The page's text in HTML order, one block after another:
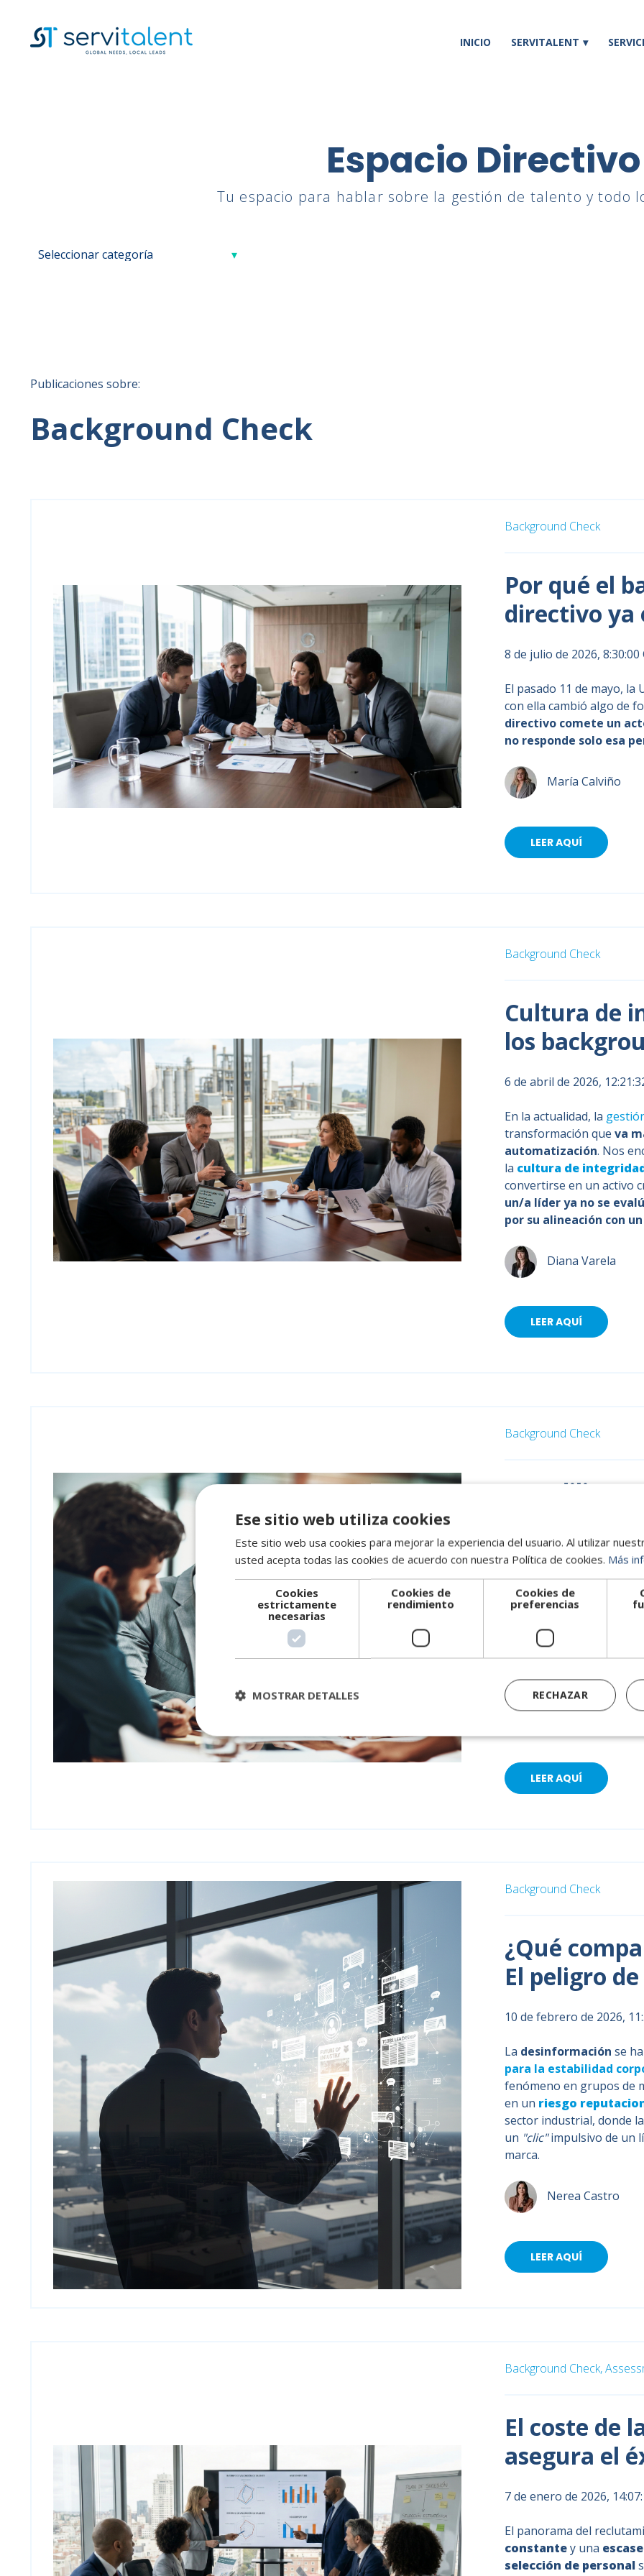
INICIO SERVITALENT
Espacio Directivo
Tu espacio para hablar sobre la gestión de talento y todo
Publicaciones sobre:
Background Check
Background Check
Por qué el
directivo ya
8 de julio de 2026, 8:30:00
El pasado 11 de mayo,
con ella cambió algo de
directivo comete un
no responde solo esa
María Calviño
LEER AQUÍ
Background Check
Cultura de
los
6 de abril de 2026,
En la actualidad, la
transformación que va
automatización. Nos
la cultura de
convertirse en un activo
un/a líder ya no se
por su alineación con
Diana Varela
LEER AQUÍ
Background Check
Due
empresa
16 de marzo de 2026,
Durante décadas, los
mecanismos de control
de mercado. Sin
validación técnica y
Diana Varela
LEER AQUÍ
Background Check
¿Qué
El peligro
10 de febrero de 2026,
La desinformación se
para la estabilidad
fenómeno en grupos de
en un riesgo
sector industrial, donde
un "clic"impulsivo de un
marca.
Nerea Castro
LEER AQUÍ
Background Check,
El coste de
asegura el
7 de enero de 2026,
El panorama del
constantey una
selección de personal
Ese sitio web utiliza cookies
Este sitio web usa cookies para mejorar la experiencia del usuario. Al utilizar
usted acepta todas las cookies de acuerdo con nuestra Política de cookies. Más
Cookies
estrictamente
necesarias
Cookies de
rendimiento
Cookies de
preferencias
RECHAZAR
MOSTRAR DETALLES